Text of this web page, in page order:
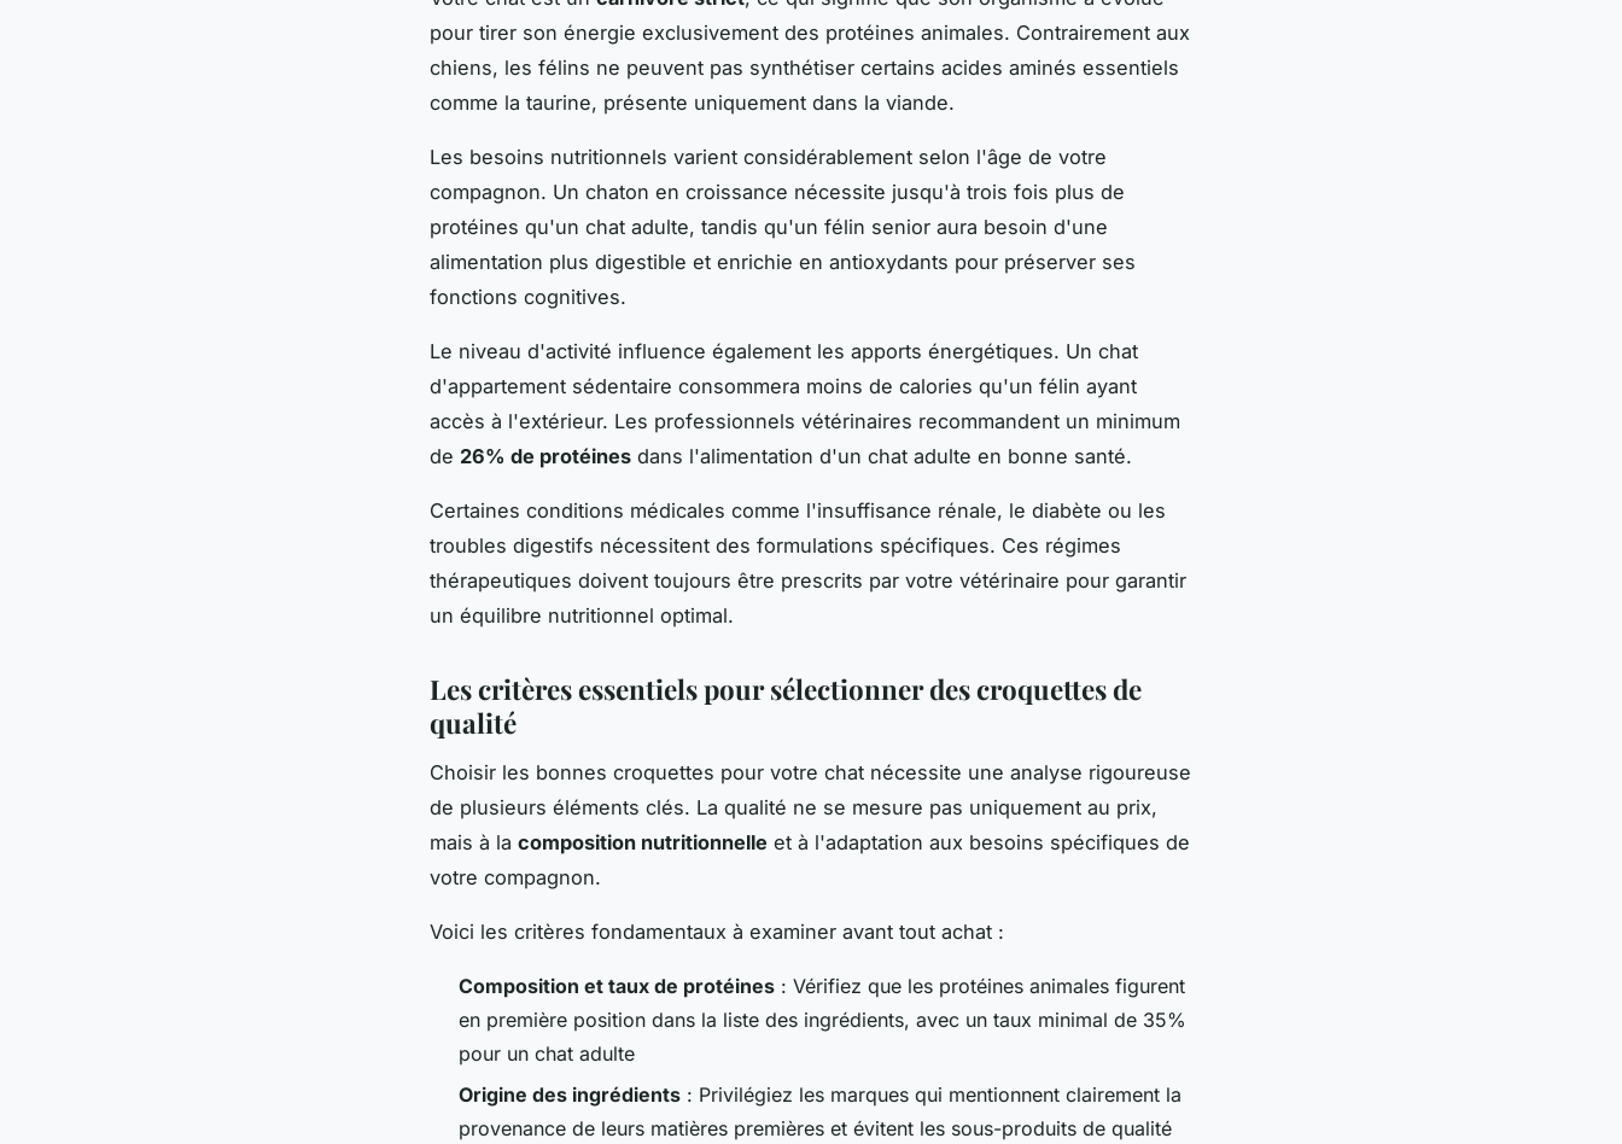
pour tirer son énergie exclusivement des protéines animales. Contrairement aux
chiens, les félins ne peuvent pas synthétiser certains acides aminés essentiels
comme la taurine, présente uniquement dans la viande.
Les besoins nutritionnels varient considérablement selon l'âge de votre
compagnon. Un chaton en croissance nécessite jusqu'à trois fois plus de
protéines qu'un chat adulte, tandis qu'un félin senior aura besoin d'une
alimentation plus digestible et enrichie en antioxydants pour préserver ses
fonctions cognitives.
Le niveau d'activité influence également les apports énergétiques. Un chat
d'appartement sédentaire consommera moins de calories qu'un félin ayant
accès à l'extérieur. Les professionnels vétérinaires recommandent un minimum
de 26% de protéines dans l'alimentation d'un chat adulte en bonne santé.
Certaines conditions médicales comme l'insuffisance rénale, le diabète ou les
troubles digestifs nécessitent des formulations spécifiques. Ces régimes
thérapeutiques doivent toujours être prescrits par votre vétérinaire pour garantir
un équilibre nutritionnel optimal.
Les critères essentiels pour sélectionner des croquettes de
qualité
Choisir les bonnes croquettes pour votre chat nécessite une analyse rigoureuse
de plusieurs éléments clés. La qualité ne se mesure pas uniquement au prix,
mais à la composition nutritionnelle et à l'adaptation aux besoins spécifiques de
votre compagnon.
Voici les critères fondamentaux à examiner avant tout achat :
Composition et taux de protéines : Vérifiez que les protéines animales figurent
en première position dans la liste des ingrédients, avec un taux minimal de 35%
pour un chat adulte
Origine des ingrédients : Privilégiez les marques qui mentionnent clairement la
provenance de leurs matières premières et évitent les sous-produits de qualité